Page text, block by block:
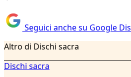
Seguici anche su Google
Altro di Dischi sacra
Dischi sacra